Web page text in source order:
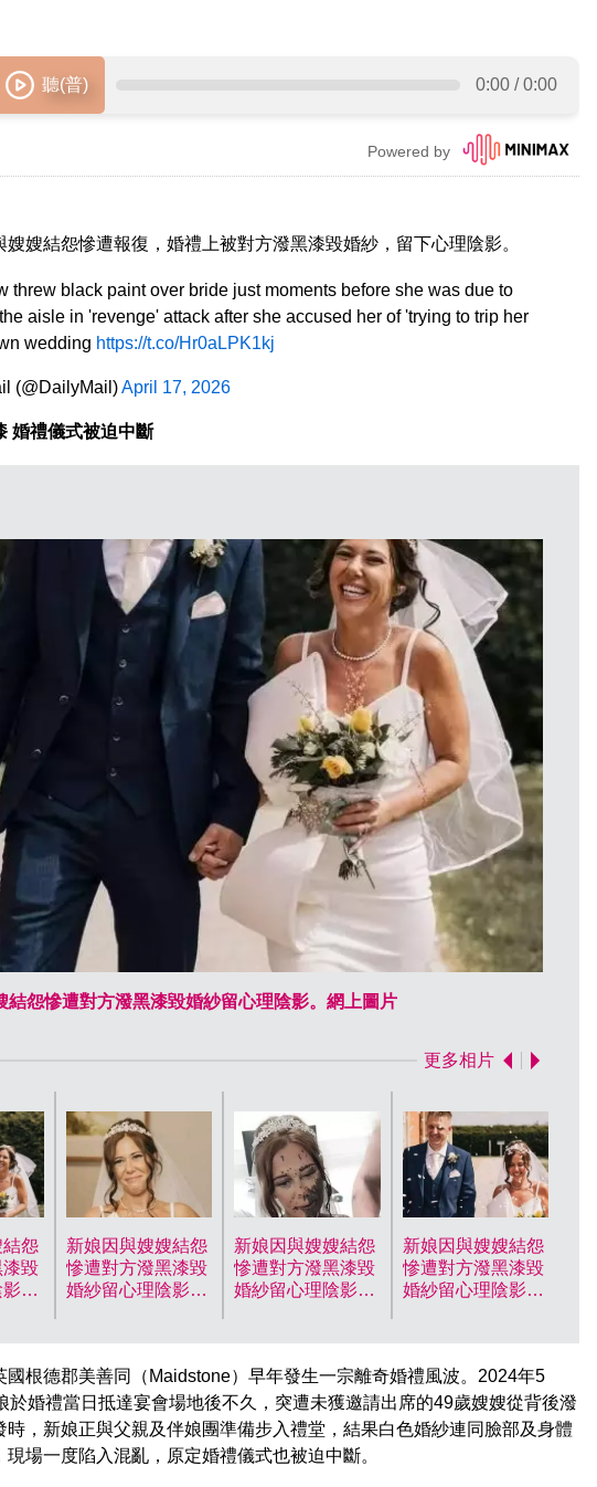
嫂結怨慘遭報復，婚禮上被對方潑黑漆毀婚紗，留下心理陰影。
threw black paint over bride just moments before she was due to
aisle in 'revenge' attack after she accused her of 'trying to trip her
wedding https://t.co/Hr0aLPK1kj
(@DailyMail)April 17, 2026
婚禮儀式被迫中斷
結怨慘遭對方潑黑漆毀婚紗留心理陰影。網上圖片 新
更多相片
結怨
毀
。
新娘因與嫂嫂結怨
慘遭對方潑黑漆毀
婚紗留心理陰影。
新娘因與嫂嫂結怨
慘遭對方潑黑漆毀
婚紗留心理陰影。
新娘因與嫂嫂結怨
慘遭對方潑黑漆毀
婚紗留心理陰影。
國根德郡美善同（Maidstone）早年發生一宗離奇婚禮風波。2024年5
於婚禮當日抵達宴會場地後不久，突遭未獲邀請出席的49歲嫂嫂從背後潑
時，新娘正與父親及伴娘團準備步入禮堂，結果白色婚紗連同臉部及身體
場一度陷入混亂，原定婚禮儀式也被迫中斷。